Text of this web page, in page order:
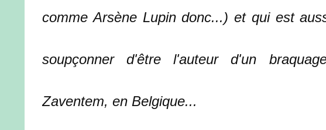
comme Arsène Lupin donc...) et qui est
soupçonner d'être l'auteur d'un
Zaventem, en Belgique...